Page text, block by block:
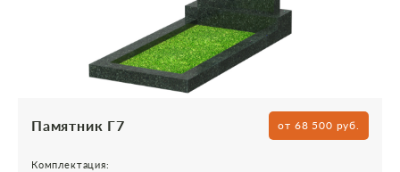
Памятник Г7 от 68 500 руб.
Комплектация: